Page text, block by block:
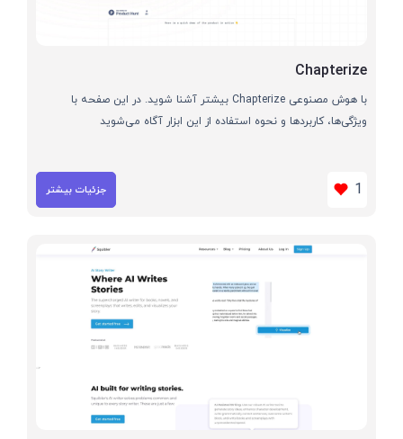
Chapterize
با هوش مصنوعی Chapterize بیشتر آشنا شوید. در این صفحه با
ویژگی‌ها، کاربردها و نحوه استفاده از این ابزار آگاه می‌شوید
1 جزئیات بیشتر